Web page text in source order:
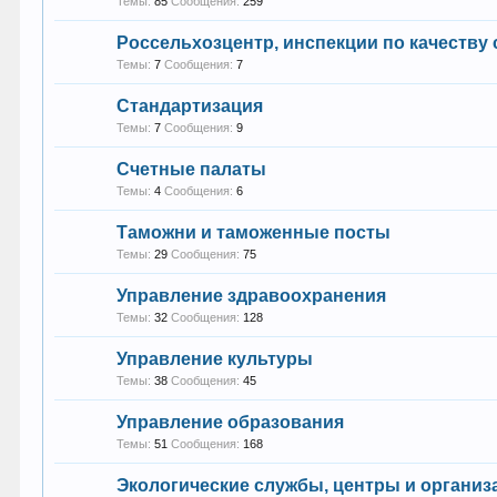
Россельхозцентр, инспекции по качеству
Темы: 7 Сообщения: 7
Стандартизация
Темы: 7 Сообщения: 9
Счетные палаты
Темы: 4 Сообщения: 6
Таможни и таможенные посты
Темы: 29 Сообщения: 75
Управление здравоохранения
Темы: 32 Сообщения: 128
Управление культуры
Темы: 38 Сообщения: 45
Управление образования
Темы: 51 Сообщения: 168
Экологические службы, центры и